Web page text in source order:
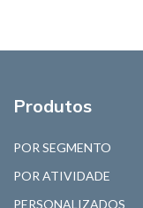
Produtos
POR SEGMENTO
POR ATIVIDADE
PERSONALIZADOS